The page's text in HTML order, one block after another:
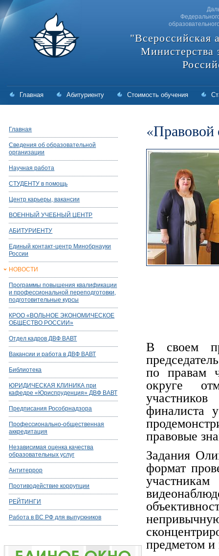
"Всероссийская
Министерства
Главная Абитуриенту Стоимость обучения
Главная
Сведения об образовательной
организации
Научная работа
СТУДЕНТУ в помощь
Центр карьеры, вакансии
ВОЕННЫЙ УЧЕБНЫЙ ЦЕНТР
АБИТУРИЕНТУ
Единый контакт-центр Минобрнауки
России
НОВОСТИ
Программы повышения квалификации
и профессиональной переподготовки,
подготовительные курсы
КРОО «ВОЛЬНОЕ ЭКОНОМИЧЕСКОЕ
ОБЩЕСТВО РОССИИ»
Отдел кадров ДВФ ВАВТ
Вакансии и работа в ДВФ ВАВТ
Библиотека
ЮРИДИЧЕСКАЯ КЛИНИКА при
кафедре «Юриспруденция» ДВФ ВАВТ
Предписания Рособрнадзора
Профессионально-общественная
аккредитация
Независимая оценка качества
образовательных услуг
Антитеррор
Противодействие коррупции
РЕЙТИНГИ
Работа в ВС РФ для выпускников
В своем
по правам
округе
финалиста
правовые
Задания
формат
предметом